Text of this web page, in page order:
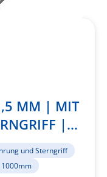
MM | MIT
|
1000MM
und Sterngriff
1000mm